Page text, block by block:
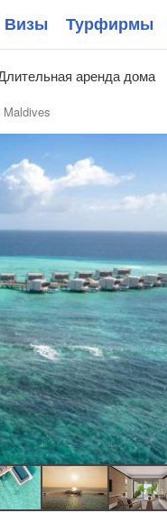
аренда дома
Визы Турфирмы